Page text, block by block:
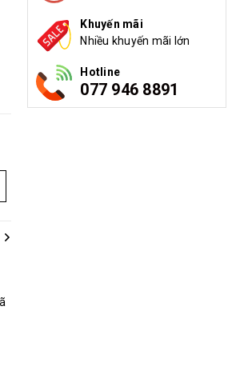
Khuyến mãi
Nhiều khuyến mãi lớn
Hotline
077 946 8891